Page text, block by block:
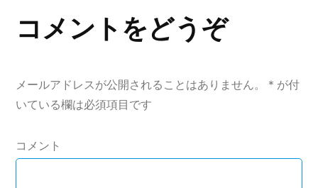
ビ
ゲ
ー
シ
ョ
ン
コメントをどうぞ
メールアドレスが公開されることはありません。 * が付
いている欄は必須項目です
コメント